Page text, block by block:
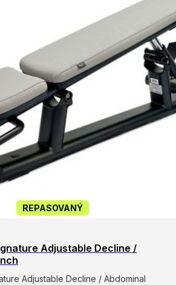
REPASOVANÝ
Adjustable Decline /
Adjustable Decline / Abdominal